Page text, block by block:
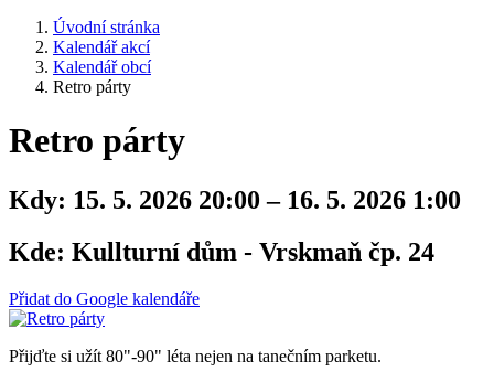
Úvodní stránka
Kalendář akcí
Kalendář obcí
Retro párty
Retro párty
Kdy: 15. 5. 2026 20:00 – 16. 5. 2026 1:00
Kde: Kullturní dům - Vrskmaň čp. 24
Přidat do Google kalendáře
Přijďte si užít 80"-90" léta nejen na tanečním parketu.